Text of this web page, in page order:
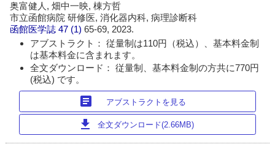
奥富健人, 畑中一映, 棟方哲
市立函館病院 研修医, 消化器内科, 病理診断科
函館医学誌 47 (1)65-69, 2023.
アブストラクト： 従量制は110円（税込）、基本料金制
は基本料金に含まれます。
全文ダウンロード： 従量制、基本料金制の方共に770円
(税込) です。
article アブストラクトを見る
download 全文ダウンロード(2.66MB)